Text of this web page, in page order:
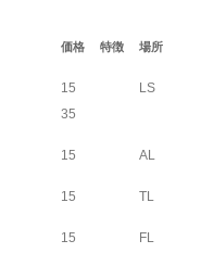
価格 特徴 場所
15
35
LS
15 AL
15 TL
15
FL